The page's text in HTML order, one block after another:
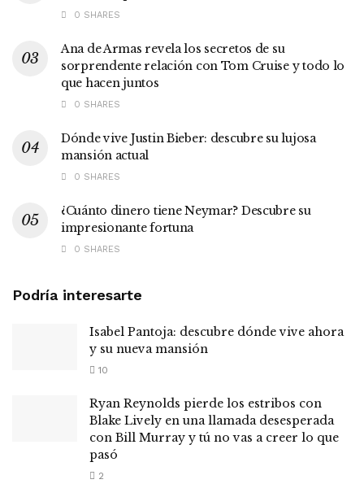
0 SHARES
Ana de Armas revela los secretos de su
sorprendente relación con Tom Cruise y todo lo
que hacen juntos
0 SHARES
Dónde vive Justin Bieber: descubre su lujosa
mansión actual
0 SHARES
¿Cuánto dinero tiene Neymar? Descubre su
impresionante fortuna
0 SHARES
Podría interesarte
Isabel Pantoja: descubre dónde vive ahora
y su nueva mansión
10
Ryan Reynolds pierde los estribos con
Blake Lively en una llamada desesperada
con Bill Murray y tú no vas a creer lo que
pasó
2